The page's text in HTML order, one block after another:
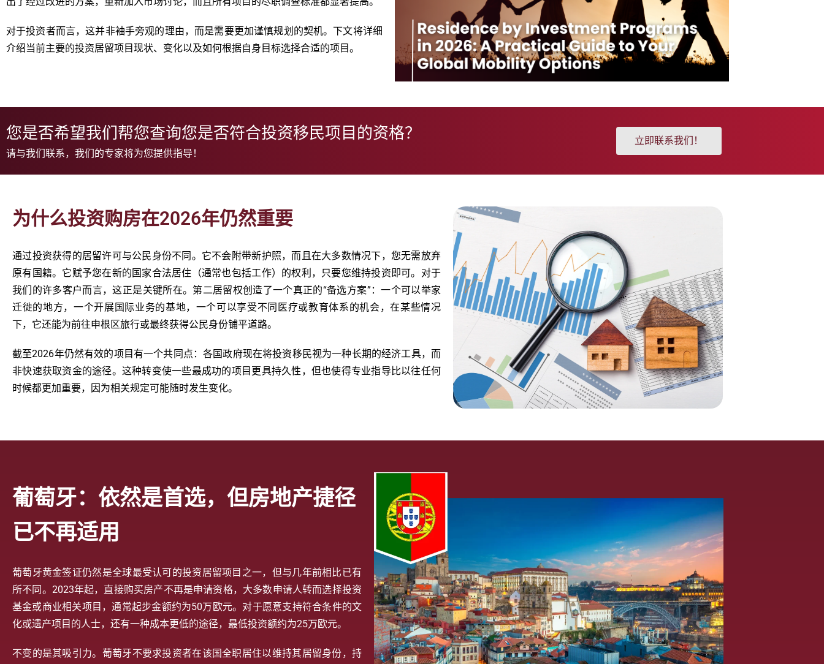
对于投资者而言，这并非袖手旁观的理由，而是需要更加谨慎规划的契机。下文将详细
介绍当前主要的投资居留项目现状、变化以及如何根据自身目标选择合适的项目。
您是否希望我们帮您查询您是否符合投资移民项目的资格？
请与我们联系，我们的专家将为您提供指导！
立即联系我们！
为什么投资购房在2026年仍然重要
通过投资获得的居留许可与公民身份不同。它不会附带新护照，而且在大多数情况下，您无需放弃
原有国籍。它赋予您在新的国家合法居住（通常也包括工作）的权利，只要您维持投资即可。对于
我们的许多客户而言，这正是关键所在。第二居留权创造了一个真正的“备选方案”：一个可以举家
迁徙的地方，一个开展国际业务的基地，一个可以享受不同医疗或教育体系的机会，在某些情况
下，它还能为前往申根区旅行或最终获得公民身份铺平道路。
截至2026年仍然有效的项目有一个共同点：各国政府现在将投资移民视为一种长期的经济工具，而
非快速获取资金的途径。这种转变使一些最成功的项目更具持久性，但也使得专业指导比以往任何
时候都更加重要，因为相关规定可能随时发生变化。
葡萄牙：依然是首选，但房地产捷径
已不再适用
葡萄牙黄金签证仍然是全球最受认可的投资居留项目之一，但与几年前相比已有
所不同。2023年起，直接购买房产不再是申请资格，大多数申请人转而选择投资
基金或商业相关项目，通常起步金额约为50万欧元。对于愿意支持符合条件的文
化或遗产项目的人士，还有一种成本更低的途径，最低投资额约为25万欧元。
不变的是其吸引力。葡萄牙不要求投资者在该国全职居住以维持其居留身份，持